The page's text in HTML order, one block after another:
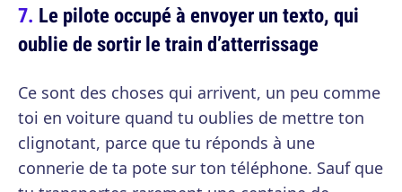
Le pilote occupé à envoyer un texto, qui
oublie de sortir le train d’atterrissage
Ce sont des choses qui arrivent, un peu comme
toi en voiture quand tu oublies de mettre ton
clignotant, parce que tu réponds à une
connerie de ta pote sur ton téléphone. Sauf que